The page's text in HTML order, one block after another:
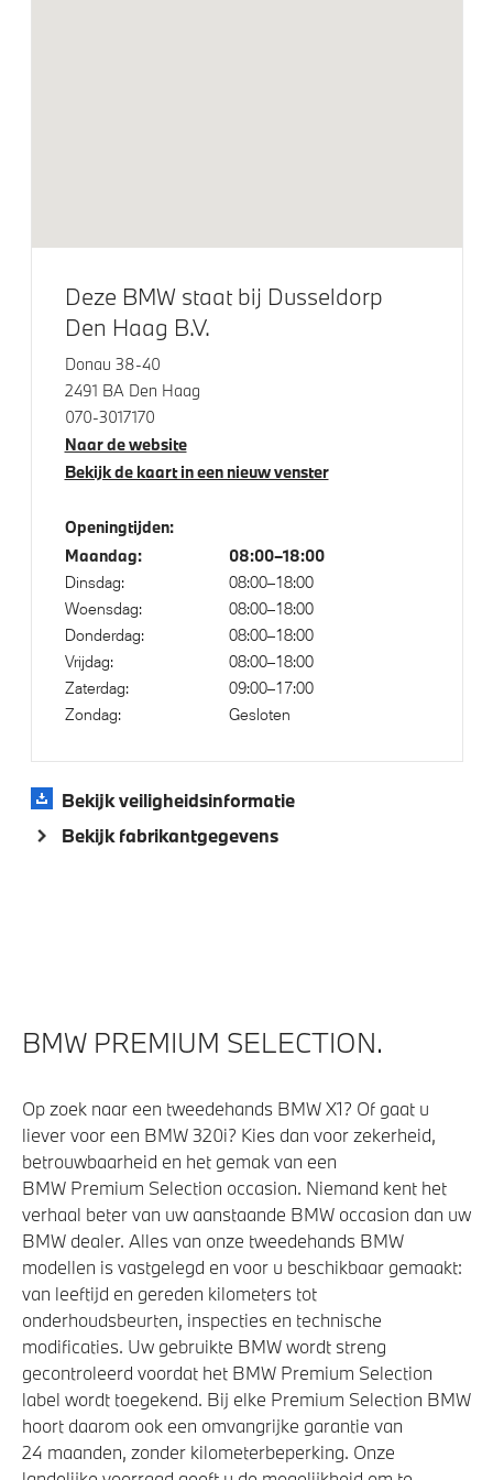
Elektrische voorzieningen
Bandenspanningsweergavesysteem
Alarmsysteem klasse 3 (VbV/SCM)
High-beam assistant
Automatisch dimmende binnen- en buitenspiegel
bestuurderzijde
Parkeer assistent
Parking Assistant
Regensensor
Driving Assistant
Draadloos oplaadstation
Cruise control
Comfort Access
Kilometertacho
stuurwiel
xDrive - Vierwielaandrijving
M Adaptief onderstel
Veiligheid
Isofix bevestiging passagierstoel voor
Akoestische waarschuwing voor voetgangers
Airbag bestuurder
Actieve Voetgangersbescherming
Elektronisch Stabiliteits Programma
Deze BMW staat bij Dusseldorp
Den Haag B.V.
Donau 38-40
2491 BA Den Haag
070-3017170
Naar de website
Bekijk de kaart in een nieuw venster
Openingtijden:
Maandag:
08:00–18:00
Dinsdag:
08:00–18:00
Woensdag:
08:00–18:00
Donderdag:
08:00–18:00
Vrijdag:
08:00–18:00
Zaterdag:
09:00–17:00
Zondag:
Gesloten
Bekijk veiligheidsinformatie
Bekijk fabrikantgegevens
BMW PREMIUM SELECTION.
Op zoek naar een tweedehands BMW X1? Of gaat u
liever voor een BMW 320i? Kies dan voor zekerheid,
betrouwbaarheid en het gemak van een
BMW Premium Selection occasion. Niemand kent het
verhaal beter van uw aanstaande BMW occasion dan uw
BMW dealer. Alles van onze tweedehands BMW
modellen is vastgelegd en voor u beschikbaar gemaakt:
van leeftijd en gereden kilometers tot
onderhoudsbeurten, inspecties en technische
modificaties. Uw gebruikte BMW wordt streng
gecontroleerd voordat het BMW Premium Selection
label wordt toegekend. Bij elke Premium Selection BMW
hoort daarom ook een omvangrijke garantie van
24 maanden, zonder kilometerbeperking. Onze